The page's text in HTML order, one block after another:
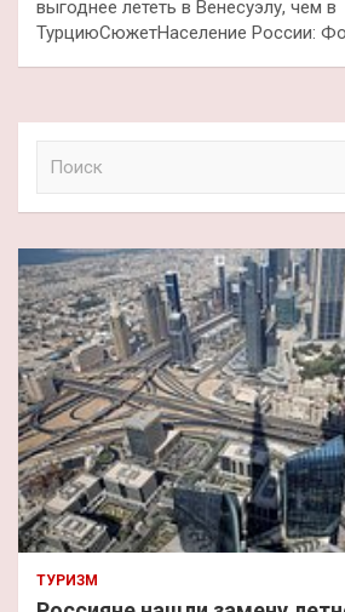
выгоднее лететь в Венесуэлу, чем в
ТурциюСюжетНаселение России:
к
ТУРИЗМ